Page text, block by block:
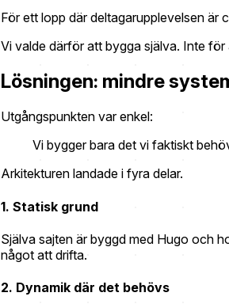
För ett lopp där deltagarupplevelsen är
Vi valde därför att bygga själva. Inte
Lösningen: mindre
Utgångspunkten var enkel:
Vi bygger bara det vi faktiskt
Arkitekturen landade i fyra delar.
1. Statisk grund
Själva sajten är byggd med Hugo och
något att drifta.
2. Dynamik där det behövs